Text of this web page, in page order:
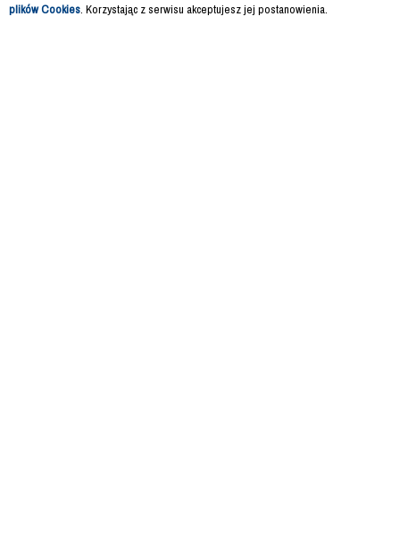
plików Cookies. Korzystając z serwisu akceptujesz jej postanowienia.